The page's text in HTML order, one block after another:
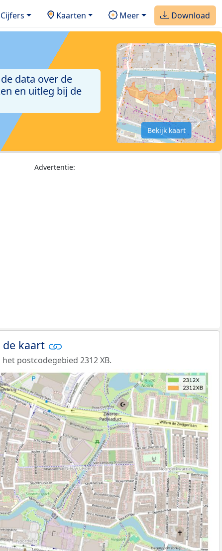
Cijfers Kaarten Meer Download
data over de
en uitleg bij de
Bekijk kaart
Advertentie:
de kaart
postcodegebied 2312 XB.